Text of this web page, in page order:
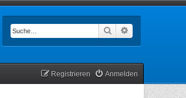
Suche
Anmelden
Registrieren